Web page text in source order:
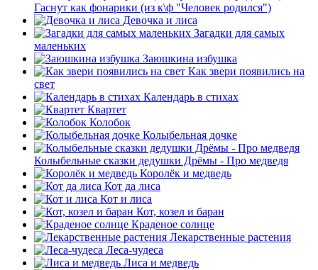
Гаснут как фонарики (из к\ф "Человек родился")
Девочка и лиса
Загадки для самых
маленьких
Заюшкина избушка
Как звери появились на
свет
Календарь в стихах
Квартет
Колобок
Колыбельная дочке
Колыбельные сказки дедушки Дрёмы - Про медведя
Королёк и медведь
Кот да лиса
Кот и лиса
Кот, козел и баран
Краденое солнце
Лекарственные растения
Леса-чудеса
Лиса и медведь